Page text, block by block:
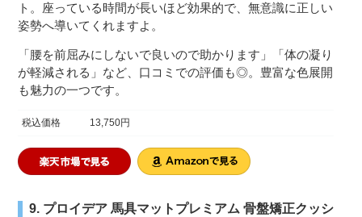
ト。座っている時間が長いほど効果的で、無意識に正しい
姿勢へ導いてくれますよ。
「腰を前屈みにしないで良いので助かります」「体の凝り
が軽減される」など、口コミでの評価も◎。豊富な色展開
も魅力の一つです。
税込価格 13,750円
9. プロイデア 馬具マットプレミアム 骨盤矯正クッシ